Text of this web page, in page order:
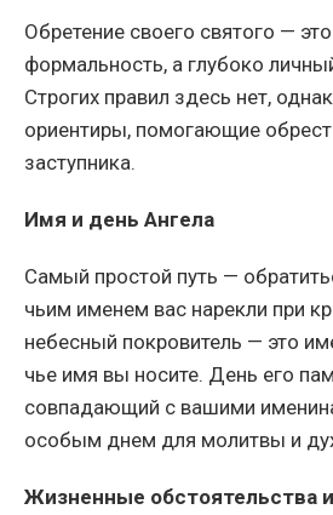
Обретение своего святого —
формальность, а глубоко
Строгих правил здесь нет,
ориентиры, помогающие
заступника.
Имя и день Ангела
Самый простой путь —
чьим именем вас нарекли при
небесный покровитель — это
чье имя вы носите. День его
совпадающий с вашими
особым днем для молитвы и
Жизненные обстоятельства